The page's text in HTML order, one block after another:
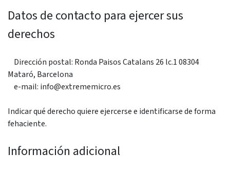
Datos de contacto para ejercer sus
derechos
Dirección postal: Ronda Paisos Catalans 26 lc.1 08304
Mataró, Barcelona
e-mail: info@extrememicro.es
Indicar qué derecho quiere ejercerse e identificarse de forma
fehaciente.
Información adicional